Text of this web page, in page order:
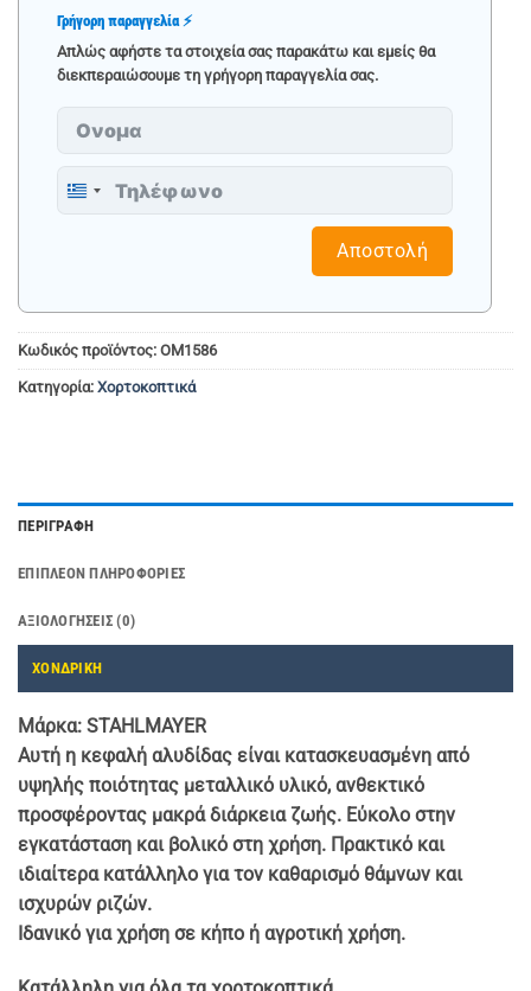
Γρήγορη παραγγελία ⚡
Απλώς αφήστε τα στοιχεία σας παρακάτω και εμείς θα
διεκπεραιώσουμε τη γρήγορη παραγγελία σας.
Greece
Αποστολή
Κωδικός προϊόντος: OM1586
Κατηγορία: Χορτοκοπτικά
ΠΕΡΙΓΡΑΦΉ
ΕΠΙΠΛΈΟΝ ΠΛΗΡΟΦΟΡΊΕΣ
ΑΞΙΟΛΟΓΉΣΕΙΣ (0)
ΧΟΝΔΡΙΚΗ
Μάρκα: STAHLMAYER
Αυτή η κεφαλή αλυδίδας είναι κατασκευασμένη από
υψηλής ποιότητας μεταλλικό υλικό, ανθεκτικό
προσφέροντας μακρά διάρκεια ζωής. Εύκολο στην
εγκατάσταση και βολικό στη χρήση. Πρακτικό και
ιδιαίτερα κατάλληλο για τον καθαρισμό θάμνων και
ισχυρών ριζών.
Ιδανικό για χρήση σε κήπο ή αγροτική χρήση.